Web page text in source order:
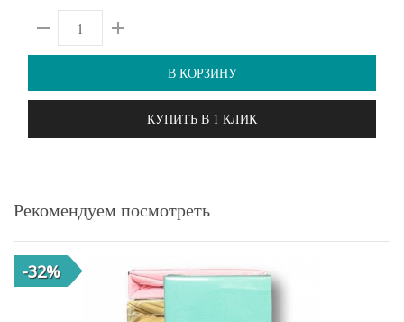
В КОРЗИНУ
КУПИТЬ В 1 КЛИК
Рекомендуем посмотреть
-32%